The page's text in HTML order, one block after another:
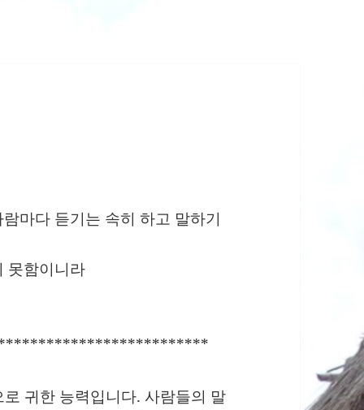
마다 듣기는 속히 하고 말하기
못함이니라
귀한 능력입니다. 사람들의 말